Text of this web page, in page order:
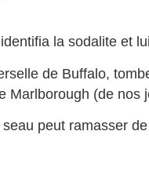
la sodalite et
de Buffalo,
(de
peut ramasser